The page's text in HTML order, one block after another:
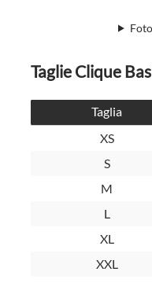
Taglie Clique
Taglia
XS
S
M
L
XL
XXL